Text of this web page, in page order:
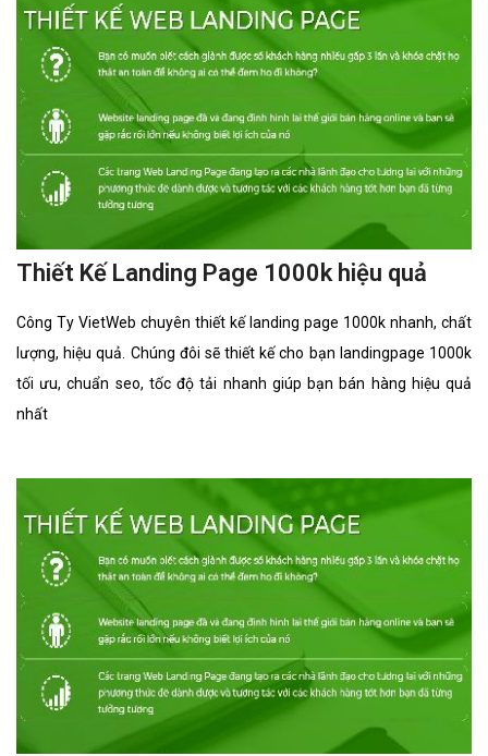
Thiết Kế Landing Page 1000k hiệu quả
Công Ty VietWeb chuyên thiết kế landing page 1000k nhanh, chất
lượng, hiệu quả. Chúng đôi sẽ thiết kế cho bạn landingpage 1000k
tối ưu, chuẩn seo, tốc độ tải nhanh giúp bạn bán hàng hiệu quả
nhất